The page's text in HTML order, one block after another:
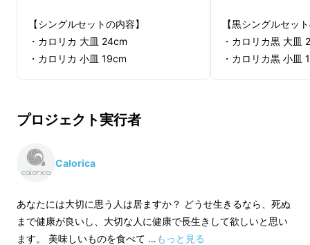
なぜ体は健康的なものではないものを美味しい
と感じるのでしょうか？
健康的なものが美味しいと感じればどれほど楽
だったでしょう。
【シングルセットの内容】
・カロリカ 大皿 24cm
・カロリカ 小皿 19cm
※ 送料無料
※ 生産状況によって商品のお届けが遅
※ 領収書の発行が可能です。（「マイ
内に領収書ボタンがございます）
【黒シングルセッ
・カロリカ黒 大皿
・カロリカ黒 小皿
プロジェクト実行者
Calorica
あなたには大切に思う人は居ますか？ どうせ生きるなら、死ぬ
まで健康が良いし、大切な人に健康で長生きして欲しいと思い
ます。 美味しいものを食べて …もっと見る